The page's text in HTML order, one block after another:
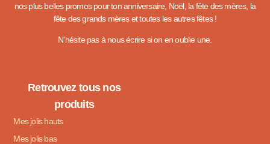
nos plus belles promos pour ton anniversaire, Noël, la fête des mères, la
fête des grands mères et toutes les autres fêtes !
N’hésite pas à nous écrire si on en oublie une.
Retrouvez tous nos
produits
Mes jolis hauts
Mes jolis bas